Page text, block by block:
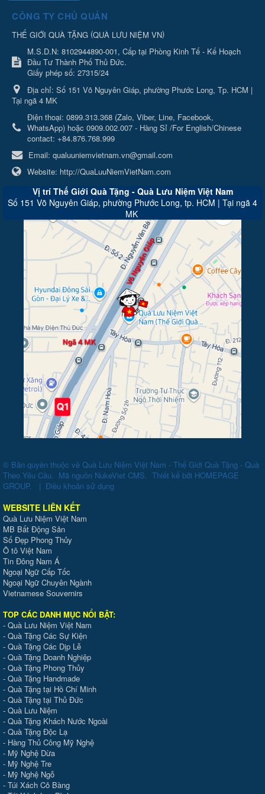
CÔNG TY CHỦ QUẢN
THẾ GIỚI QUÀ TẶNG (QUÀ LƯU NIỆM VN)
M.S.D.N: 8102944890-001, Cấp tại Phòng Kinh Tế - Kế Hoạch
Đầu Tư Thành Phố Thủ Đức.
Giấy phép số: 27315/24
Địa chỉ: Số 151 Võ Nguyên Giáp, phường Phước Long, Tp. HCM |
Tại ngã 4 MK
Điện thoại: 0899.313.368 (Zalo, Viber, Line, Facebook,
WhatsApp) hoặc 0909.002.007 - Hàng Sỉ /For English/Chinese
contact: +84.876.768.999
Email: qualuuniemvietnam.vn@gmail.com
Website: http://QuaLuuNiemVietNam.com
Vị trí Thế Giới Quà Tặng - Quà Lưu Niệm Việt Nam
Số 151 Võ Nguyên Giáp, phường Phước Long, tp. HCM | Tại ngã 4
MK
© Bản quyền thuộc về Quà Lưu Niệm Việt Nam - Thế Giới Quà Tặng - Quà
Theo Yêu Cầu. Mã nguồn NukeViet CMS. Thiết kế bởi HOMEPAGE
GROUP. | Điều khoản sử dụng
WEBSITE LIÊN KẾT
Quà Lưu Niệm Việt Nam
MB Bất Động Sản
Số Đẹp Phong Thủy
Ô tô Việt Nam
Tin Đông Nam Á
Ngoại Ngữ Cấp Tốc
Ngoại Ngữ Chuyên Ngành
Vietnamese Souvernirs
TOP CÁC DANH MỤC NỔI BẬT:
- Quà Lưu Niệm Việt Nam
- Quà Tặng Các Sự Kiện
- Quà Tặng Các Dịp Lễ
- Quà Tặng Doanh Nghiệp
- Quà Tặng Phong Thủy
- Quà Tặng Handmade
- Quà Tặng tại Hồ Chí Minh
- Quà Tặng tại Thủ Đức
- Quà Lưu Niệm
- Quà Tặng Khách Nước Ngoài
- Quà Tặng Độc Lạ
- Hàng Thủ Công Mỹ Nghệ
- Mỹ Nghệ Dừa
- Mỹ Nghệ Tre
- Mỹ Nghệ Ngỗ
- Túi Xách Cỏ Bàng